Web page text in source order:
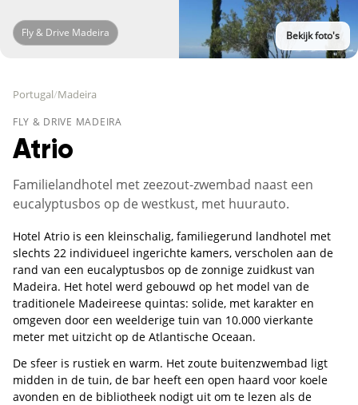
Fly & Drive Madeira Bekijk foto's
Portugal/Madeira
FLY & DRIVE MADEIRA
Atrio
Familielandhotel met zeezout-zwembad naast een
eucalyptusbos op de westkust, met huurauto.
Hotel Atrio is een kleinschalig, familiegerund landhotel met
slechts 22 individueel ingerichte kamers, verscholen aan de
rand van een eucalyptusbos op de zonnige zuidkust van
Madeira. Het hotel werd gebouwd op het model van de
traditionele Madeireese quintas: solide, met karakter en
omgeven door een weelderige tuin van 10.000 vierkante
meter met uitzicht op de Atlantische Oceaan.
De sfeer is rustiek en warm. Het zoute buitenzwembad ligt
midden in de tuin, de bar heeft een open haard voor koele
avonden en de bibliotheek nodigt uit om te lezen als de